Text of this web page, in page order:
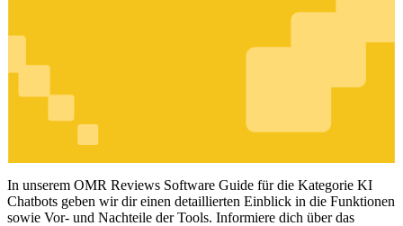
KI Chatbots
In unserem OMR Reviews Software Guide für die Kategorie KI
Chatbots geben wir dir einen detaillierten Einblick in die Funktionen
sowie Vor- und Nachteile der Tools. Informiere dich über das